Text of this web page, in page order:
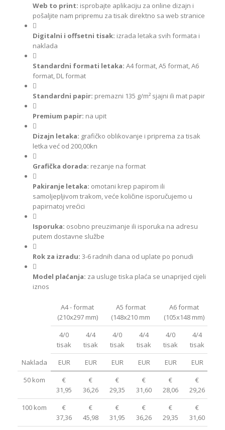
Web to print: isprobajte aplikaciju za online dizajn i
pošaljite nam pripremu za tisak direktno sa web stranice
Digitalni i offsetni tisak: izrada letaka svih formata i
naklada
Standardni formati letaka: A4 format, A5 format, A6
format, DL format
Standardni papir: premazni 135 g/m² sjajni ili mat papir
Premium papir: na upit
Dizajn letaka: grafičko oblikovanje i priprema za tisak
letka već od 200,00kn
Grafička dorada: rezanje na format
Pakiranje letaka: omotani krep papirom ili
samoljepljivom trakom, veće količine isporučujemo u
papirnatoj vrećici
Isporuka: osobno preuzimanje ili isporuka na adresu
putem dostavne službe
Rok za izradu: 3-6 radnih dana od uplate po ponudi
Model plaćanja: za usluge tiska plaća se unaprijed cijeli
iznos
Naklada
A4 - format
(210x297 mm)
A5 format
(148x210 mm
A6 format
(105x148 mm)
4/0
tisak
4/4
tisak
4/0
tisak
4/4
tisak
4/0
tisak
4/4
tisak
EUR
EUR EUR EUR EUR EUR
50 kom
€
31,95
€
36,26
€
29,35
€
31,60
€
28,06
€
29,26
100 kom
€
37,36
€
45,98
€
31,95
€
36,26
€
29,35
€
31,60